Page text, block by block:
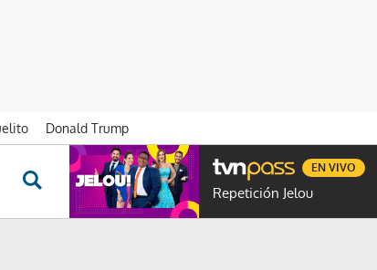
Donald Trump
ESPECIALES NOVELAS PROGRAMAS GENTE TVN
Repetición Jelou
EN VIVO